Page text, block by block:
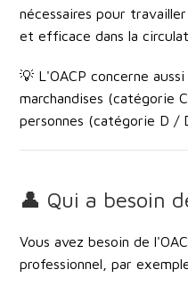
nécessaires pour
et efficace dans la
💡 L'OACP concerne
marchandises (catégorie
personnes (catégorie D /
👤 Qui a besoin
Vous avez besoin de
professionnel , par